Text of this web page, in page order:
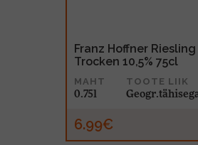
Franz Hoffner Riesling
Trocken 10,5% 75cl
MAHT
0.75l
TOOTE LIIK
6.99€